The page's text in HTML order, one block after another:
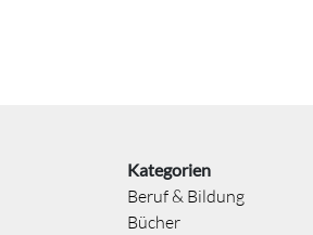
Kategorien
Beruf & Bildung
Bücher